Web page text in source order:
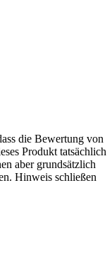
die Bewertung von
Produkt tatsächlich
aber grundsätzlich
Hinweis schließen